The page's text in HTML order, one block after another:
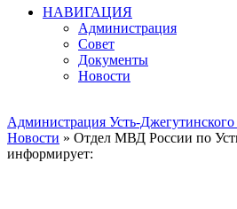
НАВИГАЦИЯ
Администрация
Совет
Документы
Новости
Администрация Усть-Джегутинского
Новости » Отдел МВД России по
информирует: